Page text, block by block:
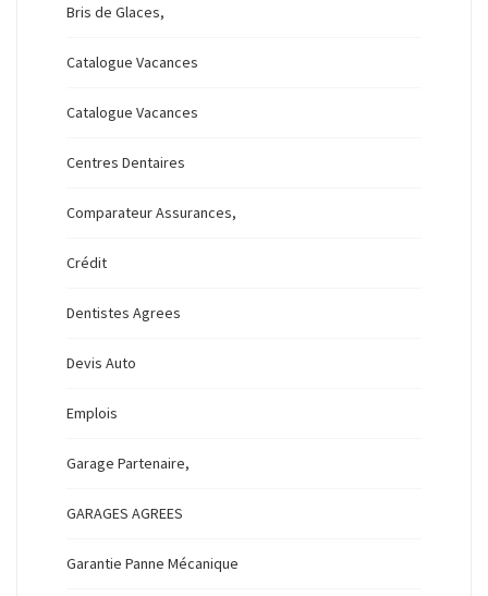
Bris de Glaces,
Catalogue Vacances
Catalogue Vacances
Centres Dentaires
Comparateur Assurances,
Crédit
Dentistes Agrees
Devis Auto
Emplois
Garage Partenaire,
GARAGES AGREES
Garantie Panne Mécanique